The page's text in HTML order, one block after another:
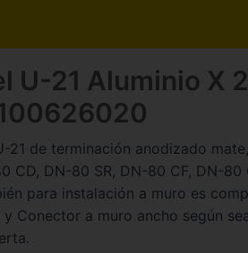
U-21 Aluminio X
21 de terminación anodizado
CD, DN-80 SR, DN-80 CF, DN-80
para instalación a muro es
y Conector a muro ancho según